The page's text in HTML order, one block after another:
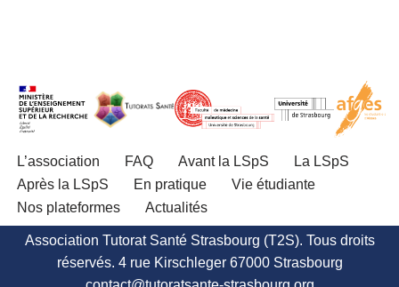
L’association FAQ Avant la LSpS
La LSpS
Après la LSpS
En pratique
Vie étudiante
Nos plateformes
Actualités
Association Tutorat Santé Strasbourg (T2S). Tous droits
réservés. 4 rue Kirschleger 67000 Strasbourg